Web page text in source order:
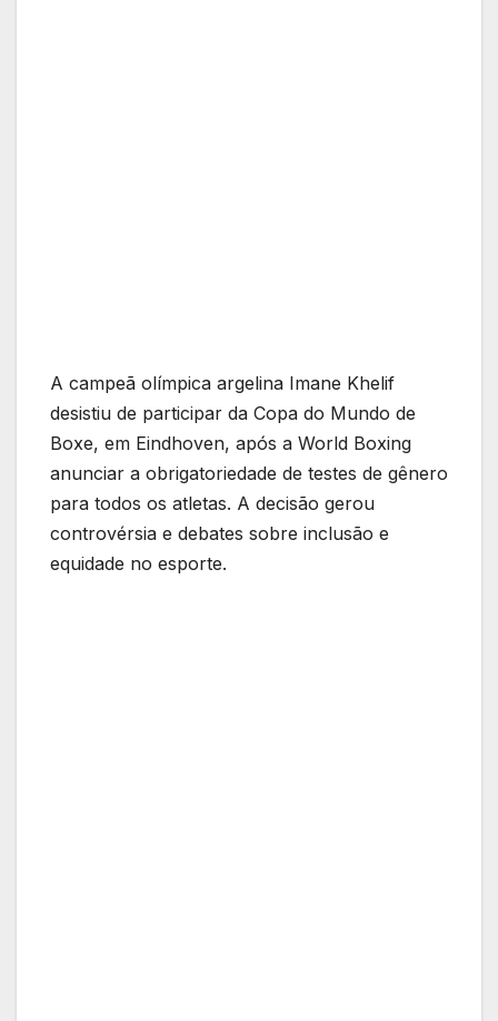
A campeã olímpica argelina Imane Khelif
desistiu de participar da Copa do Mundo de
Boxe, em Eindhoven, após a World Boxing
anunciar a obrigatoriedade de testes de gênero
para todos os atletas. A decisão gerou
controvérsia e debates sobre inclusão e
equidade no esporte.